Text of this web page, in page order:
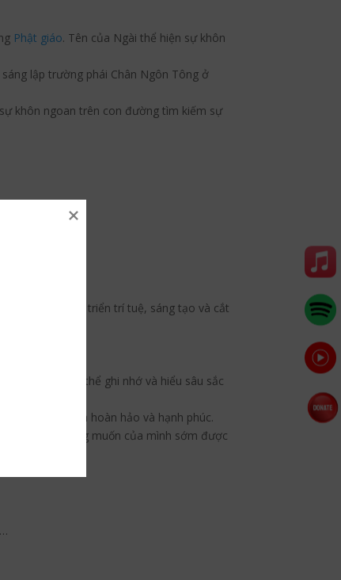
Phật giáo. Tên của Ngài thể hiện sự khôn
lập trường phái Chân Ngôn Tông ở
khôn ngoan trên con đường tìm kiếm sự
khả năng phát triển trí tuệ, sáng tạo và cắt
người ta có thể ghi nhớ và hiểu sâu sắc
một gia đình hoàn hảo và hạnh phúc.
cả những mong muốn của mình sớm được